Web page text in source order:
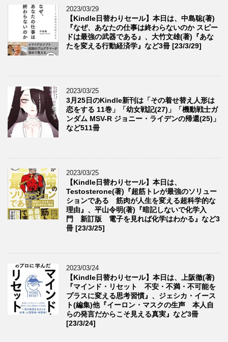
2023/03/29
【Kindle日替わりセール】本日は、中島聡(著)
『なぜ、あなたの仕事は終わらないのか スピー
ドは最強の武器である』、大竹文雄(著)『あな
たを変える行動経済学』など3冊 [23/3/29]
2023/03/25
3月25日のKindle新刊は「その着せ替え人形は
恋をする 11巻」「幼女戦記(27)」「機動戦士ガ
ンダム MSV-R ジョニー・ライデンの帰還(25)」
など511冊
2023/03/25
【Kindle日替わりセール】本日は、
Testosterone(著)『超筋トレが最強のソリュー
ションである 筋肉が人生を変える超科学的な
理由』、平山令明(著)『暗記しないで化学入
門 新訂版 電子を見れば化学はわかる』など3
冊 [23/3/25]
2023/03/24
【Kindle日替わりセール】本日は、上阪徹(著)
『マインド・リセット 不安・不満・不可能を
プラスに変える思考習慣』、ジェシカ・イース
ト(編集)他『イーロン・マスクの生声 本人自
らの発言だからこそ見える真実』など3冊
[23/3/24]